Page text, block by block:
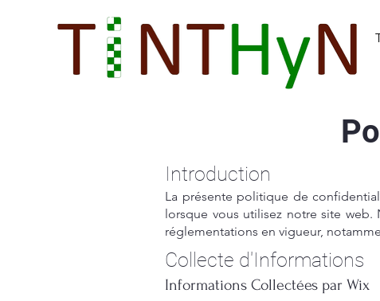
Introduction
La présente politique de
lorsque vous utilisez notre site
réglementations en vigueur,
Collecte d'Informations
Informations Collectées par Wix